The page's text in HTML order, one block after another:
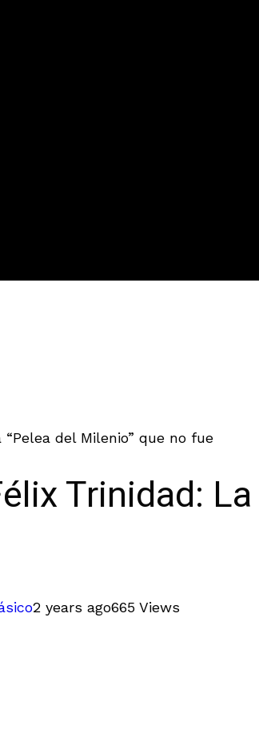
del Milenio” que no fue
Trinidad:
2 years ago665 Views